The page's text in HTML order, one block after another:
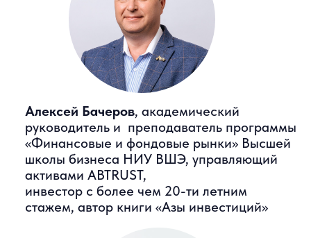
Ярослав Кабаков,к.э.н., академический
руководитель программы «IR-директор:
взаимодействие с инвесторами», директор
по стратегии инвестиционной компании
«Финам»